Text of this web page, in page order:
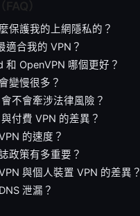
保護我的上網隱私的？
適合我的 VPN？
和 OpenVPN 哪個更好？
變慢很多？
不會牽涉法律風險？
付費 VPN 的差異？
的速度？
政策有多重要？
與個人裝置 VPN 的差異？
泄漏？